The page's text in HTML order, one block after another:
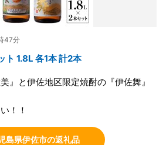
47分
ト 1.8L 各1本 計2本
』と伊佐地区限定焼酎の『伊佐舞』
！！
島県伊佐市の返礼品